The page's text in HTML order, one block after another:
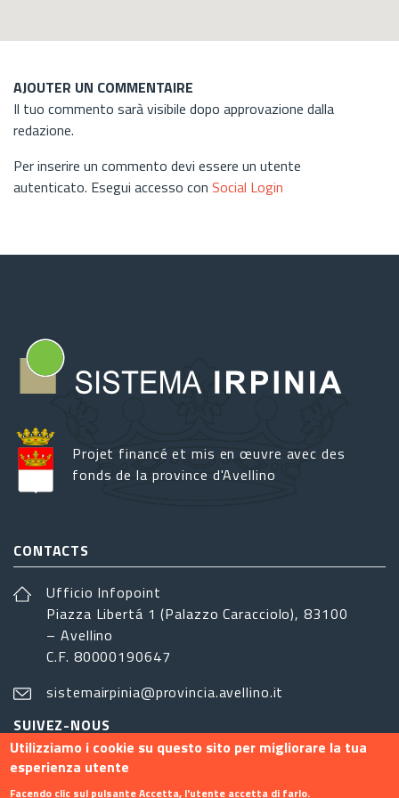
AJOUTER UN COMMENTAIRE
Il tuo commento sarà visibile dopo approvazione dalla
redazione.
Per inserire un commento devi essere un utente
autenticato. Esegui accesso con Social Login
Projet financé et mis en œuvre avec des
fonds de la province d'Avellino
CONTACTS
Ufficio Infopoint
Piazza Libertá 1 (Palazzo Caracciolo), 83100
– Avellino
C.F. 80000190647
sistemairpinia@provincia.avellino.it
SUIVEZ-NOUS
Utilizziamo i cookie su questo sito per migliorare la tua
esperienza utente
Facendo clic sul pulsante Accetta, l'utente accetta di farlo.